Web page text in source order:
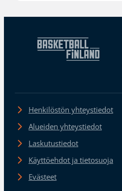
Henkilöstön yhteystiedot
Alueiden yhteystiedot
Laskutustiedot
Käyttöehdot ja tietosuoja
Evästeet